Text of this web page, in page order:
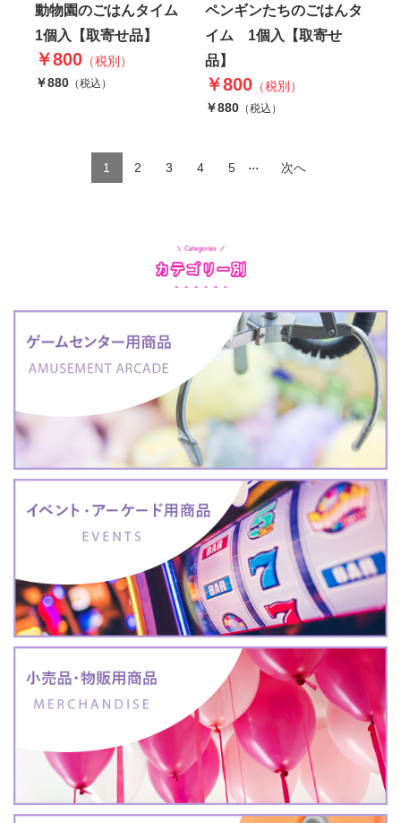
動物園のごはんタイム
1個入【取寄せ品】
￥800 （税別）
￥880 （税込）
ペンギンたちのごはんタ
イム 1個入【取寄せ
品】
￥800 （税別）
￥880 （税込）
1 2 3 4 5 ... 次へ